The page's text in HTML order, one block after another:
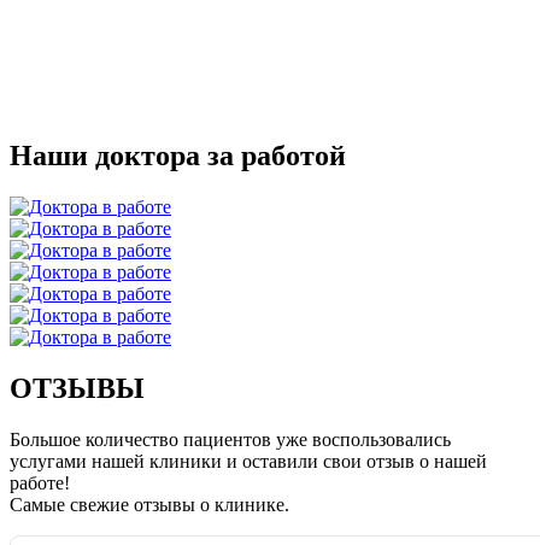
Наши доктора за работой
ОТЗЫВЫ
Большое количество пациентов уже воспользовались
услугами нашей клиники и оставили свои отзыв о нашей
работе!
Caмые свежие отзывы о клинике.